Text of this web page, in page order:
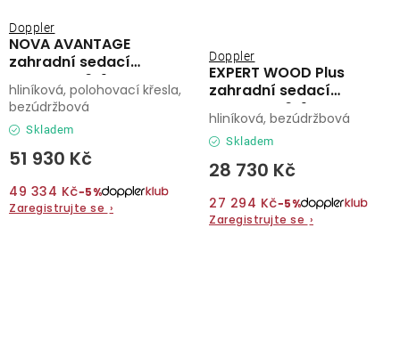
NOVA AVANTAGE
zahradní sedací
souprava 6+1 mocca
Doppler
Skladem
51 930 Kč
49 334 Kč−5%
Zaregistrujte se ›
hliníková, polohovací křesla,
bezúdržbová
EXPERT WOOD Plus
zahradní sedací
souprava 6+1
Doppler
Skladem
28 730 Kč
27 294 Kč−5%
Zaregistrujte se ›
hliníková, bezúdržbová